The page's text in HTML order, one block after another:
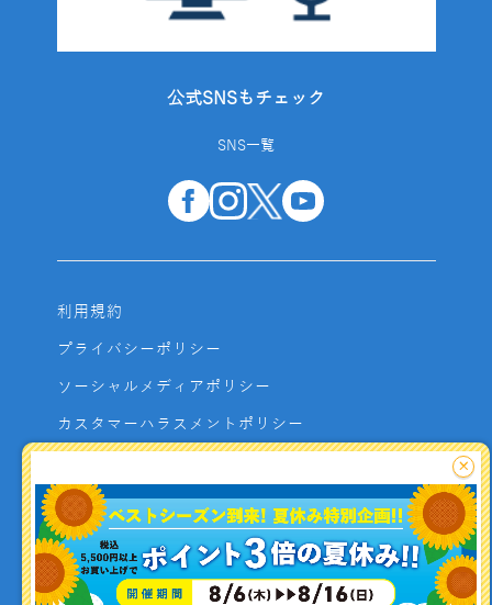
公式SNSもチェック
SNS一覧
利用規約
プライバシーポリシー
ソーシャルメディアポリシー
カスタマーハラスメントポリシー
よくあるご質問
お問い合わせ
利用者資金の保全方法
×